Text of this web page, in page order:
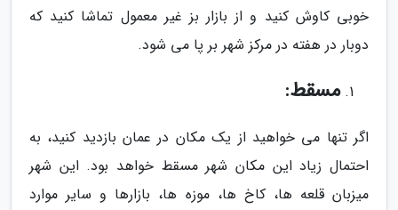
خوبی کاوش کنید و از بازار بز غیر معمول تماشا کنید که
دوبار در هفته در مرکز شهر بر پا می شود.
مسقط:
اگر تنها می خواهید از یک مکان در عمان بازدید کنید، به
احتمال زیاد این مکان شهر مسقط خواهد بود. این شهر
میزبان قلعه ها، کاخ ها، موزه ها، بازارها و سایر موارد